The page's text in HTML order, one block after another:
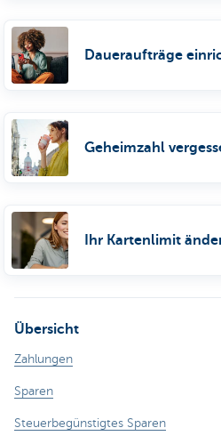
Daueraufträge
Geheimzahl
Ihr Kartenlimit
Übersicht
Zahlungen
Sparen
Steuerbegünstigtes Sparen